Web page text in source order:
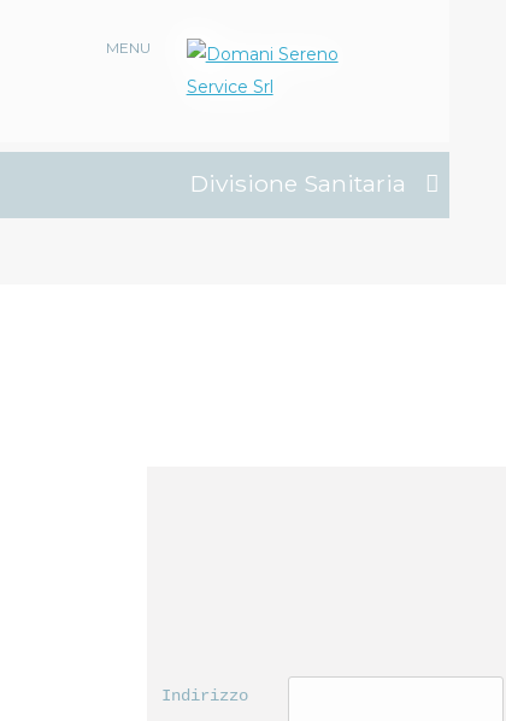
MENU
Divisione Sanitaria
Indirizzo